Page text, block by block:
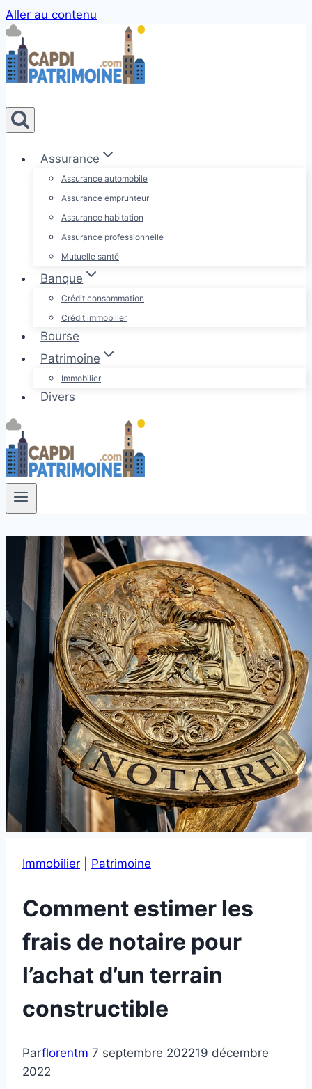
Aller au contenu
Assurance
Assurance automobile
Assurance emprunteur
Assurance habitation
Assurance professionnelle
Mutuelle santé
Banque
Crédit consommation
Crédit immobilier
Bourse
Patrimoine
Immobilier
Divers
Immobilier Patrimoine
Comment estimer les
frais de notaire pour
l’achat d’un terrain
constructible
Parflorentm 7 septembre 202219 décembre
2022